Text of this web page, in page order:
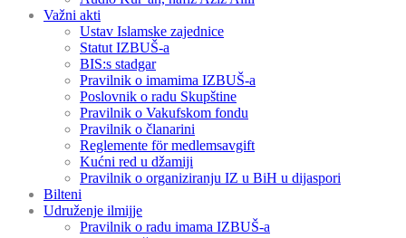
Važni akti
Ustav Islamske zajednice
Statut IZBUŠ-a
BIS:s stadgar
Pravilnik o imamima IZBUŠ-a
Poslovnik o radu Skupštine
Pravilnik o Vakufskom fondu
Pravilnik o članarini
Reglemente för medlemsavgift
Kućni red u džamiji
Pravilnik o organiziranju IZ u BiH u dijaspori
Bilteni
Udruženje ilmijje
Pravilnik o radu imama IZBUŠ-a